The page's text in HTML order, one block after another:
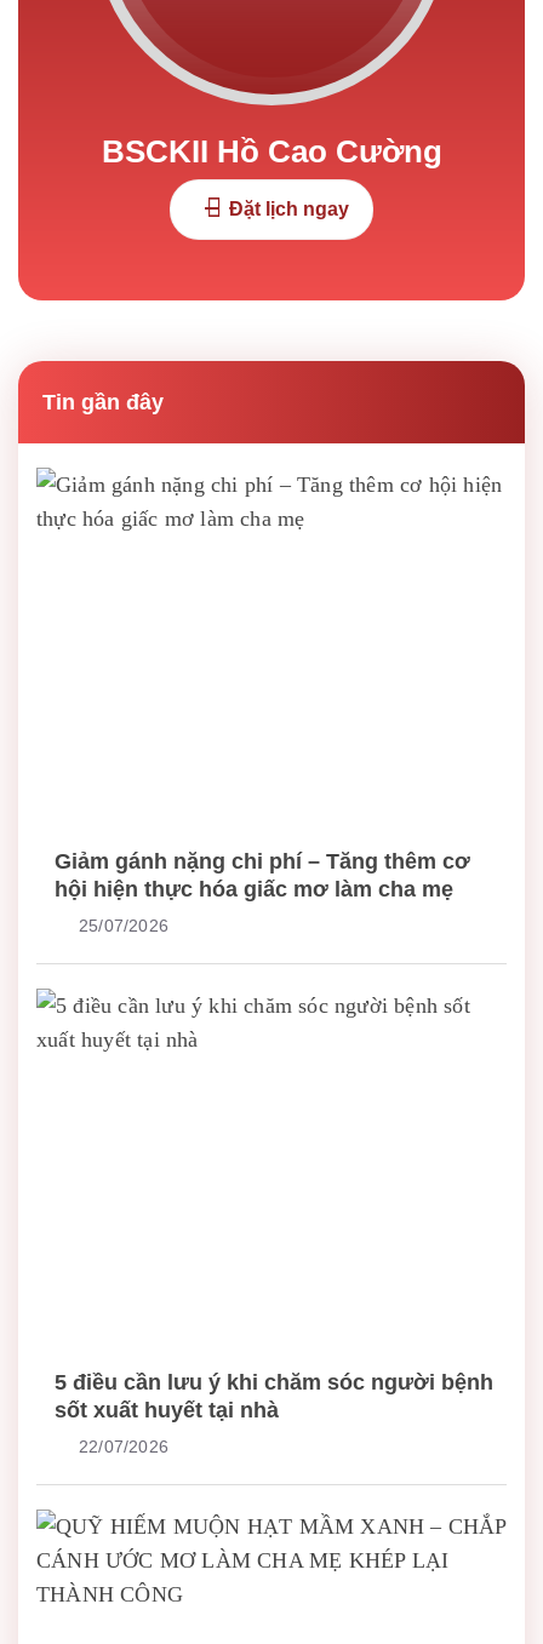
BSCKII Hồ Cao Cường
Đặt lịch ngay
Tin gần đây
Giảm gánh nặng chi phí – Tăng thêm cơ
hội hiện thực hóa giấc mơ làm cha mẹ
25/07/2026
5 điều cần lưu ý khi chăm sóc người bệnh
sốt xuất huyết tại nhà
22/07/2026